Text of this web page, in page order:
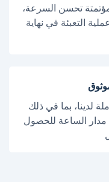
تحسن السرعة،
التعبئة في نهاية
لدينا، بما في ذلك
مدار الساعة للحصول